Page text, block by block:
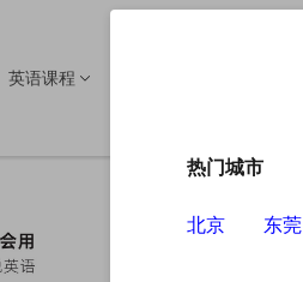
英语课程
热门城市
北京 东莞